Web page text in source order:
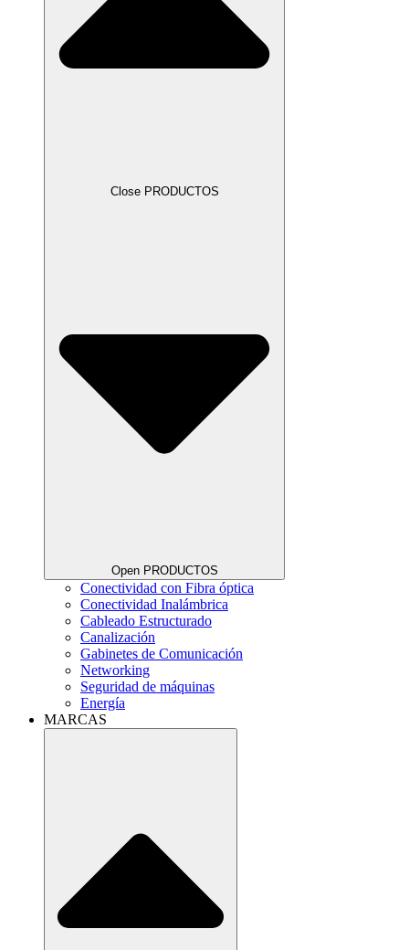
Close PRODUCTOS
Open PRODUCTOS
Conectividad con Fibra óptica
Conectividad Inalámbrica
Cableado Estructurado
Canalización
Gabinetes de Comunicación
Networking
Seguridad de máquinas
Energía
MARCAS